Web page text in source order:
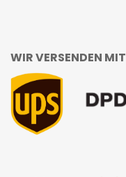
WIR VERSENDEN MIT